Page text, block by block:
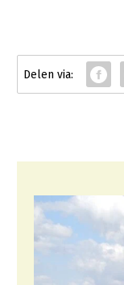
Plant
Akkerbouw
Biologische